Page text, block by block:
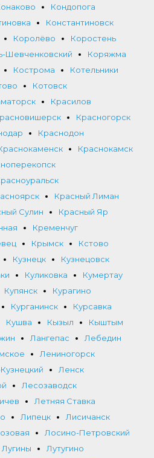
Кондопога
Константиновск
Королёво
Коростень
Шевченковский
Коряжма
Кострома
Котельники
Котовск
Красилов
Красногорск
Краснодон
Краснокамск
Красный Лиман
Сулин
Красный Яр
Кременчуг
Крымск
Кстово
Кузнецк
Кузнецовск
Куликовка
Кумертау
Купянск
Курагино
Курганинск
Курсавка
Кушва Кызыл
Кыштым
Лангепас
Лебедин
Лениногорск
Ленск
Лесозаводск
Летняя Ставка
Липецк
Лисичанск
Лосино-Петровский
Лугины
Лутугино